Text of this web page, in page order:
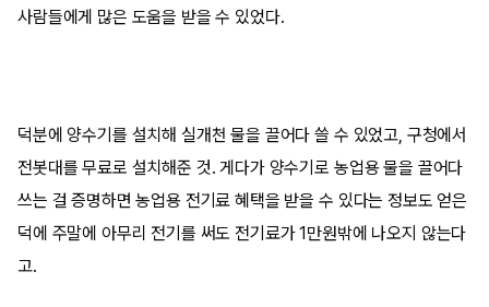
사람들에게 많은 도움을 받을 수 있었다.
덕분에 양수기를 설치해 실개천 물을 끌어다 쓸 수 있었고, 구청에서
전봇대를 무료로 설치해준 것. 게다가 양수기로 농업용 물을 끌어다
쓰는 걸 증명하면 농업용 전기료 혜택을 받을 수 있다는 정보도 얻은
덕에 주말에 아무리 전기를 써도 전기료가 1만원밖에 나오지 않는다
고.